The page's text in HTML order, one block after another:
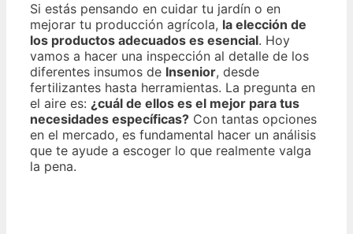
Si estás pensando en cuidar tu jardín o en
mejorar tu producción agrícola, la elección de
los productos adecuados es esencial. Hoy
vamos a hacer una inspección al detalle de los
diferentes insumos de Insenior, desde
fertilizantes hasta herramientas. La pregunta en
el aire es: ¿cuál de ellos es el mejor para tus
necesidades específicas? Con tantas opciones
en el mercado, es fundamental hacer un análisis
que te ayude a escoger lo que realmente valga
la pena.